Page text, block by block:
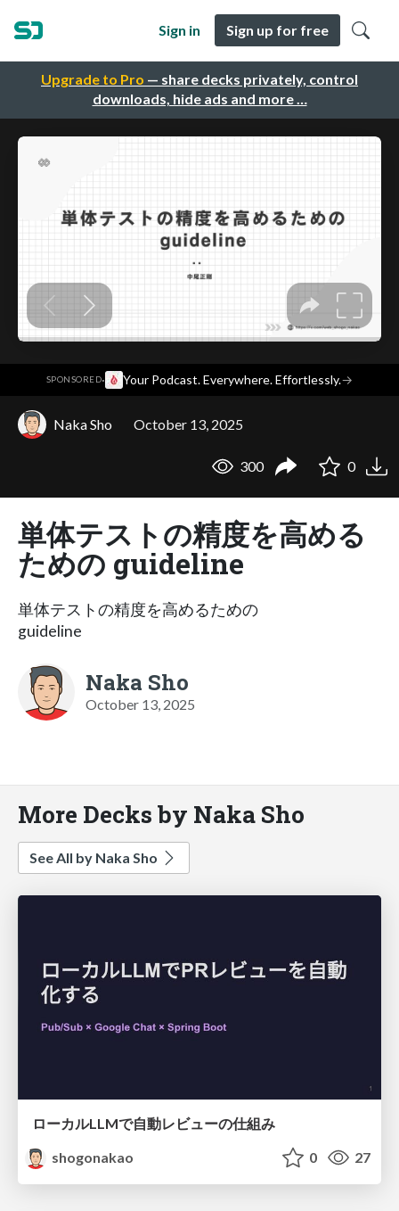
Upgrade to Pro — share decks privately, control
downloads, hide ads and more …
Sign in Sign up for free
SPONSORED· Your Podcast. Everywhere. Effortlessly.→
Naka Sho October 13, 2025
300 0
単体テストの精度を高める
ための guideline
単体テストの精度を高めるための
guideline
Naka Sho
October 13, 2025
More Decks by Naka Sho
See All by Naka Sho
ローカルLLMで自動レビューの仕組み
shogonakao
0 27